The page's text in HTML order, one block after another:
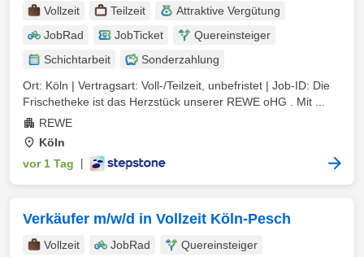
Vollzeit Teilzeit
Attraktive Vergütung
JobRad
JobTicket
Quereinsteiger
Schichtarbeit
Sonderzahlung
Ort: Köln | Vertragsart: Voll-/Teilzeit, unbefristet | Job-ID: Die
Frischetheke ist das Herzstück unserer REWE oHG . Mit ...
REWE
Köln
vor 1 Tag
Verkäufer m/w/d in Vollzeit Köln-Pesch
Vollzeit JobRad
Quereinsteiger